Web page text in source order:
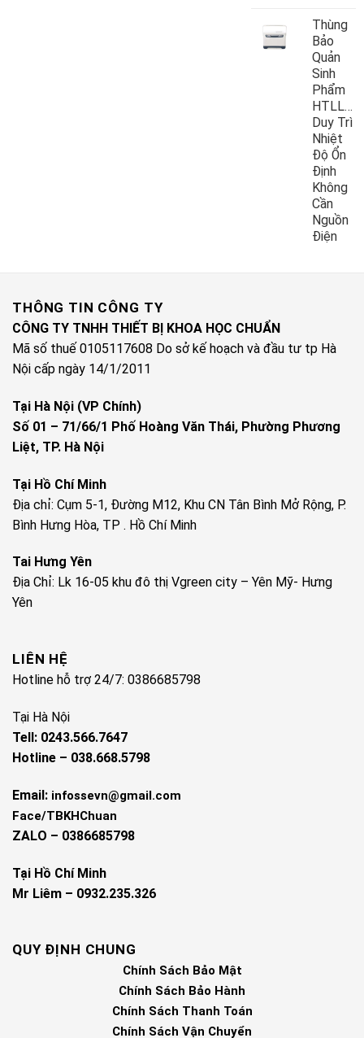
Thùng
Bảo
Quản
Sinh
Phẩm
Duy Trì
Nhiệt
Độ Ổn
Định
Không
Cần
Nguồn
Điện
THÔNG TIN CÔNG TY
CÔNG TY TNHH THIẾT BỊ KHOA HỌC CHUẨN
Mã số thuế 0105117608 Do sở kế hoạch và đầu tư tp Hà
Nội cấp ngày 14/1/2011
Tại Hà Nội (VP Chính)
Số 01 – 71/66/1 Phố Hoàng Văn Thái, Phường Phương
Liệt, TP. Hà Nội
Tại Hồ Chí Minh
Địa chỉ: Cụm 5-1, Đường M12, Khu CN Tân Bình Mở Rộng, P.
Bình Hưng Hòa, TP . Hồ Chí Minh
Tai Hưng Yên
Địa Chỉ: Lk 16-05 khu đô thị Vgreen city – Yên Mỹ- Hưng
Yên
LIÊN HỆ
Hotline hỗ trợ 24/7: 0386685798
Tại Hà Nội
Tell: 0243.566.7647
Hotline – 038.668.5798
Email: infossevn@gmail.com
Face/TBKHChuan
ZALO – 0386685798
Tại Hồ Chí Minh
Mr Liêm – 0932.235.326
QUY ĐỊNH CHUNG
Chính Sách Bảo Mật
Chính Sách Bảo Hành
Chính Sách Thanh Toán
Chính Sách Vận Chuyển